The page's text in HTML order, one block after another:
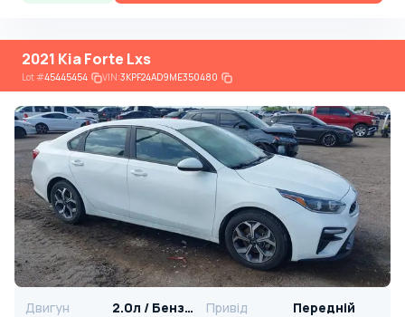
2021 Kia Forte Lxs
Lot#45445454 VIN:3KPF24AD9ME350480
Двигун 2.0л / Бензин Привід
Передній